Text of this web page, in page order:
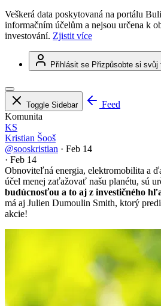
Veškerá data poskytovaná na portálu
informačním účelům a nejsou určena k
investování. Zjistit více
Přihlásit se Přizpůsobte si svůj
Toggle Sidebar
Feed
Komunita
KS
Kristian Šooš
@sooskristian · Feb 14
· Feb 14
Obnoviteľná energia, elektromobilita a
účel menej zaťažovať našu planétu, sú
budúcnosťou a to aj z investičného
má aj Julien Dumoulin Smith, ktorý
akcie!